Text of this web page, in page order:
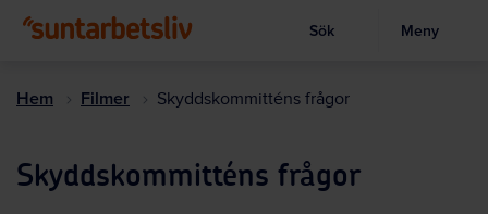
till
Visa sökruta
Sök Meny
Hem Filmer Skyddskommitténs frågor
Skyddskommitténs frågor